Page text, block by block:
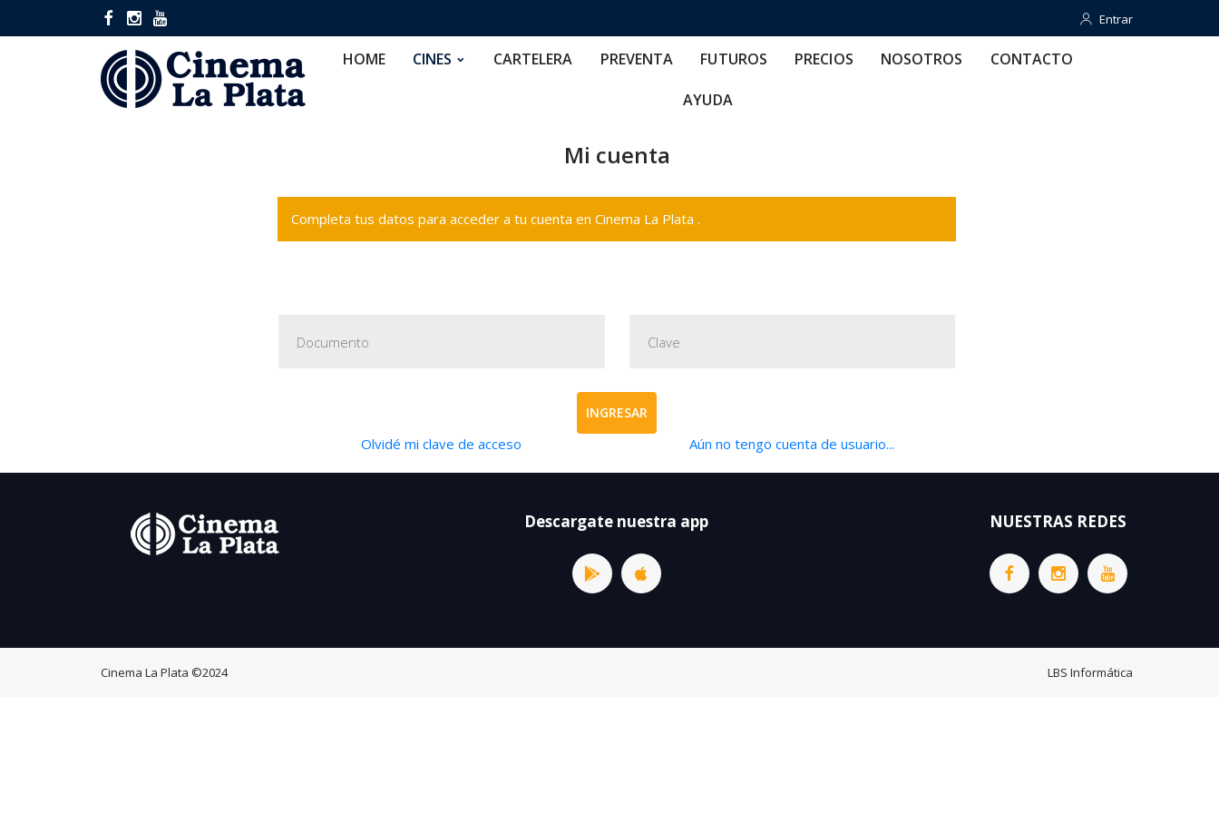
Entrar
Entrar
HOME CINES CARTELERA PREVENTA FUTUROS PRECIOS NOSOTROS CONTACTO
AYUDA
Mi cuenta
Completa tus datos para acceder a tu cuenta en Cinema La Plata .
INGRESAR
Olvidé mi clave de acceso Aún no tengo cuenta de usuario...
Descargate nuestra app NUESTRAS REDES
Cinema La Plata ©2024 LBS Informática